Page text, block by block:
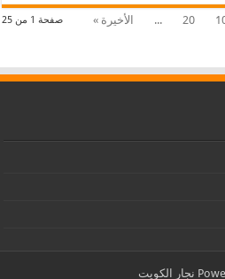
صفحة 1 من 25 20
... الأخيرة »
نجار الكويت